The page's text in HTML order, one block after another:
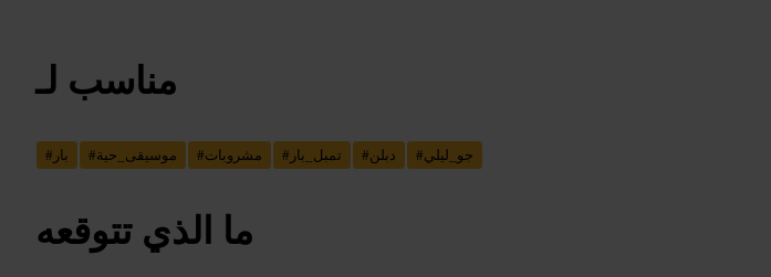
مناسب لـ
# بار #موسيقى_حية #مشروبات # تمبل_بار #دبلن #جو_ليلي
ما الذي تتوقعه